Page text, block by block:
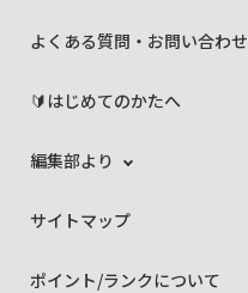
よくある質問・お問い合わせ
🔰はじめてのかたへ
編集部より
サイトマップ
ポイント/ランクについて